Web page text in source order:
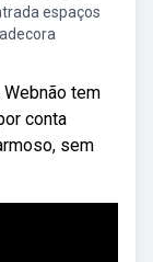
espaços
Webnão tem
conta
sem